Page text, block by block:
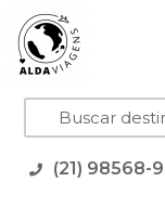
(21) 98568-